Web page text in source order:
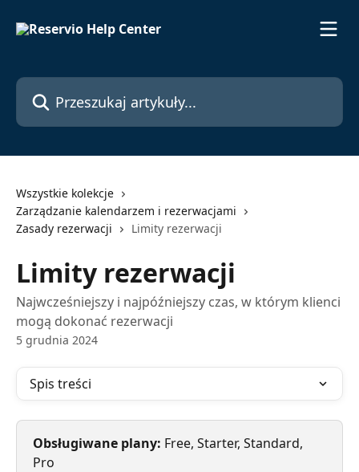
Przeszukaj artykuły...
Wszystkie kolekcje
Zarządzanie kalendarzem i rezerwacjami
Zasady rezerwacji
Limity rezerwacji
Limity rezerwacji
Najwcześniejszy i najpóźniejszy czas, w którym klienci
mogą dokonać rezerwacji
5 grudnia 2024
Spis treści
Obsługiwane plany: Free, Starter, Standard,
Pro